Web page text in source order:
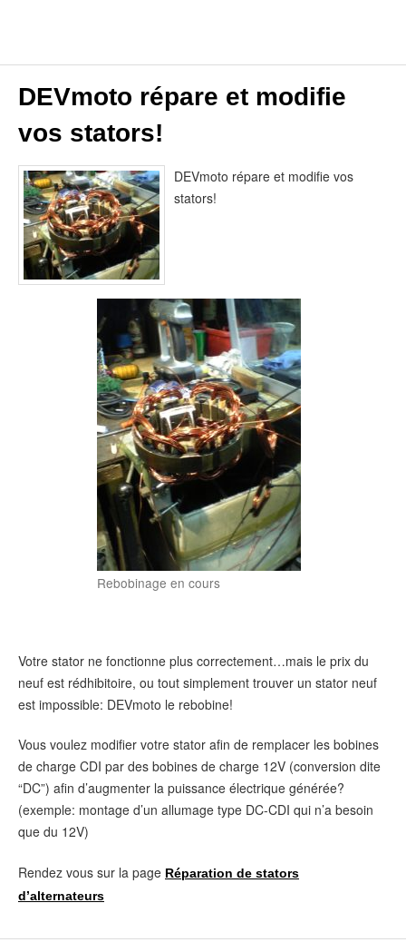
DEVmoto répare et modifie
vos stators!
DEVmoto répare et modifie vos
stators!
Rebobinage en cours
Votre stator ne fonctionne plus correctement…mais le prix du
neuf est rédhibitoire, ou tout simplement trouver un stator neuf
est impossible: DEVmoto le rebobine!
Vous voulez modifier votre stator afin de remplacer les bobines
de charge CDI par des bobines de charge 12V (conversion dite
“DC”) afin d’augmenter la puissance électrique générée?
(exemple: montage d’un allumage type DC-CDI qui n’a besoin
que du 12V)
Rendez vous sur la page Réparation de stators
d’alternateurs